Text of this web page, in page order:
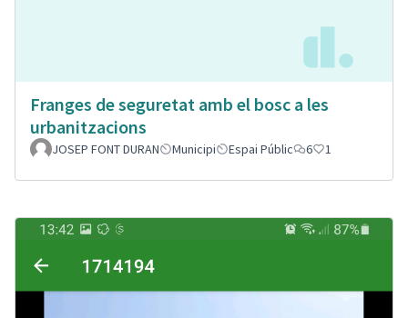
Franges de seguretat amb el bosc a les
urbanitzacions
JOSEP FONT DURAN Municipi Espai Públic 6 1